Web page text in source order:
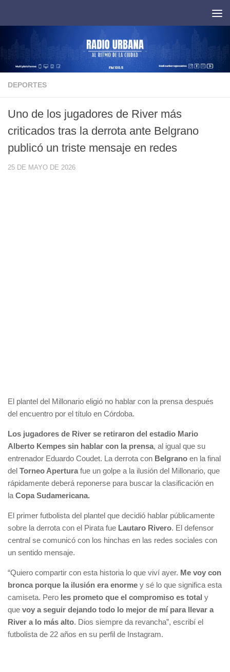
DEPORTES
Uno de los jugadores de River más
criticados tras la derrota ante Belgrano
publicó un triste mensaje en redes
25 DE MAYO DE 2026
El plantel del Millonario eligió no hablar con la prensa después
del encuentro por el título en Córdoba.
Los jugadores de River se retiraron del estadio Mario
Alberto Kempes sin hablar con la prensa, al igual que su
entrenador Eduardo Coudet. La derrota con Belgrano en la final
del Torneo Apertura fue un golpe a la ilusión del Millonario, que
rápidamente deberá reponerse para buscar la clasificación en
la Copa Sudamericana.
El primer futbolista del plantel que decidió hablar públicamente
sobre la derrota con el Pirata fue Lautaro Rivero. El defensor
central se comunicó con los hinchas en las redes sociales con
un sentido mensaje.
“Quiero compartir con esta historia lo que viví ayer. Me voy con
bronca porque la ilusión era enorme y sé lo que significa esta
camiseta. Pero les prometo que el compromiso es total y
que voy a seguir dejando todo lo mejor de mí para llevar a
River a lo más alto. Dios siempre da revancha”, escribí el
futbolista de 22 años en su perfil de Instagram.